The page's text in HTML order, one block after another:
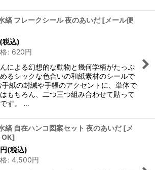
縞 フレークシール 夜のあいだ [メール便
(税込)
: 620円
による幻想的な動物と幾何学柄がたっぷ
るシックな色合いの和紙素材のシールで
手紙の封緘や手帳のアクセントに、単体で
もちろん、二つ三つ組み合わせて貼って
す。 …
縞 自在ハンコ図案セット 夜のあいだ [メ
OK]
円(税込)
: 4,500円